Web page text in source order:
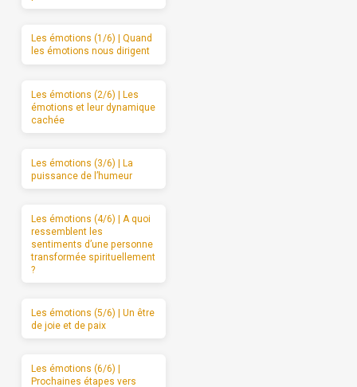
Les émotions (1/6) | Quand
les émotions nous dirigent
Les émotions (2/6) | Les
émotions et leur dynamique
cachée
Les émotions (3/6) | La
puissance de l’humeur
Les émotions (4/6) | A quoi
ressemblent les
sentiments d’une personne
transformée spirituellement
?
Les émotions (5/6) | Un être
de joie et de paix
Les émotions (6/6) |
Prochaines étapes vers